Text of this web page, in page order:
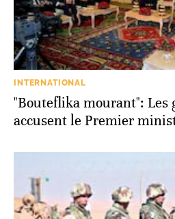
INTERNATIONAL
"Bouteflika mourant": Les
accusent le Premier